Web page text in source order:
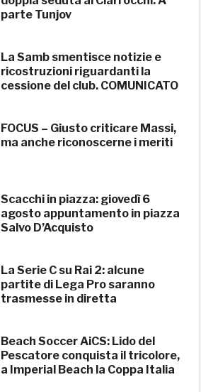
parte Tunjov
La Samb smentisce notizie e
ricostruzioni riguardanti la
cessione del club. COMUNICATO
FOCUS – Giusto criticare Massi,
ma anche riconoscerne i meriti
Scacchi in piazza: giovedì 6
agosto appuntamento in piazza
Salvo D’Acquisto
La Serie C su Rai 2: alcune
partite di Lega Pro saranno
trasmesse in diretta
Beach Soccer AiCS: Lido del
Pescatore conquista il tricolore,
a Imperial Beach la Coppa Italia